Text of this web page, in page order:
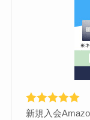
新規入会